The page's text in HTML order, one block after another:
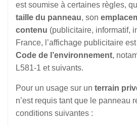
est soumise à certaines règles,
taille du panneau, son
contenu (publicitaire, informatif,
France, l’affichage publicitaire
Code de l’environnement,
L581-1 et suivants.
Pour un usage sur un terrain
n’est requis tant que le panneau
conditions suivantes :